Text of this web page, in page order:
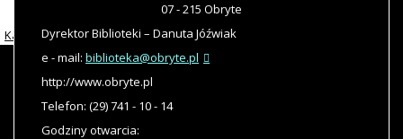
Katalog biblioteki wojewódzkiej
07 - 215 Obryte
Dyrektor Biblioteki – Danuta Jóźwiak
e - mail: biblioteka@obryte.pl
http://www.obryte.pl
Telefon: (29) 741 - 10 - 14
Godziny otwarcia: